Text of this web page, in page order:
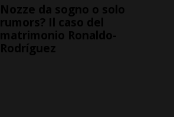
Nozze da sogno o solo
rumors? Il caso del
matrimonio Ronaldo-
Rodríguez